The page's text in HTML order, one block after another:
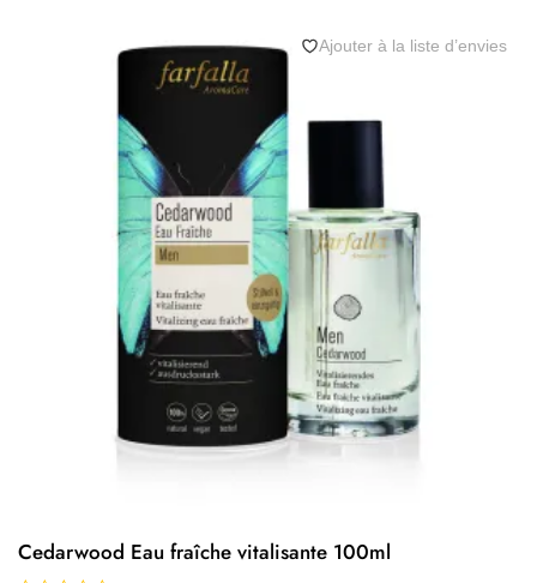
Ajouter à la liste d’envies
Cedarwood Eau fraîche vitalisante 100ml